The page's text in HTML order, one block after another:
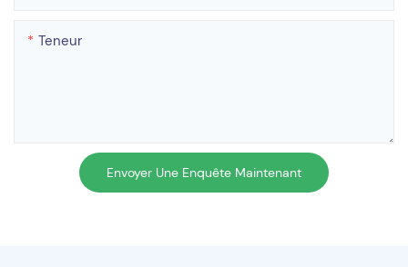
Teneur
Envoyer Une Enquête Maintenant